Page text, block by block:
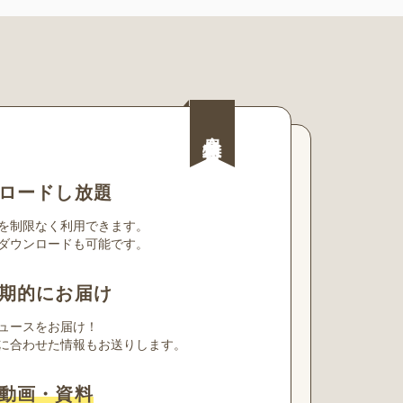
ードし放題
制限なく利用できます。
ウンロードも可能です。
的にお届け
ースをお届け！
合わせた情報もお送りします。
画・資料